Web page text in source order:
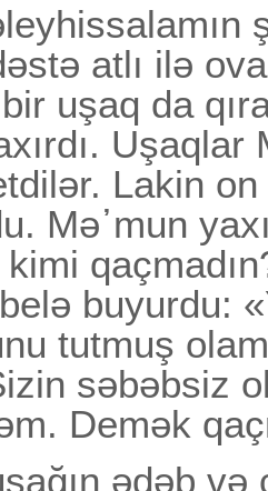
atlı ilə
uşaq da
Uşaqlar
Lakin
Mə᾽mun
buyurdu:
tutmuş
səbəbsiz
Demək
ədəb